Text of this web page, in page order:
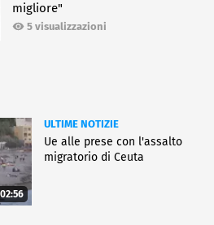
migliore"
5 visualizzazioni
02:56
ULTIME NOTIZIE
Ue alle prese con l'assalto
migratorio di Ceuta